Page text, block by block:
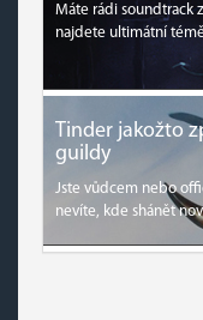
Máte rádi soundtrack
najdete ultimátní
Tinder jakožto
guildy
Jste vůdcem nebo
nevíte, kde shánět